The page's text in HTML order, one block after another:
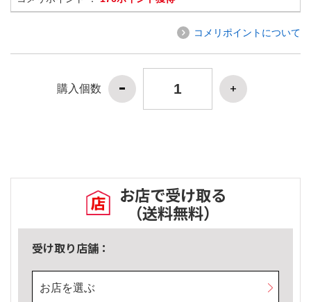
コメリポイントについて
購入個数
お店で受け取る
（送料無料）
受け取り店舗：
お店を選ぶ